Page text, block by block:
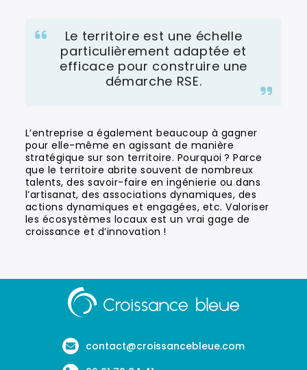
Le territoire est une échelle
particulièrement adaptée et
efficace pour construire une
démarche RSE.
L’entreprise a également beaucoup à gagner
pour elle-même en agissant de manière
stratégique sur son territoire. Pourquoi ? Parce
que le territoire abrite souvent de nombreux
talents, des savoir-faire en ingénierie ou dans
l’artisanat, des associations dynamiques, des
actions dynamiques et engagées, etc. Valoriser
les écosystèmes locaux est un vrai gage de
croissance et d’innovation !
Aller
à
page
d'accueil
contact@croissancebleue.com